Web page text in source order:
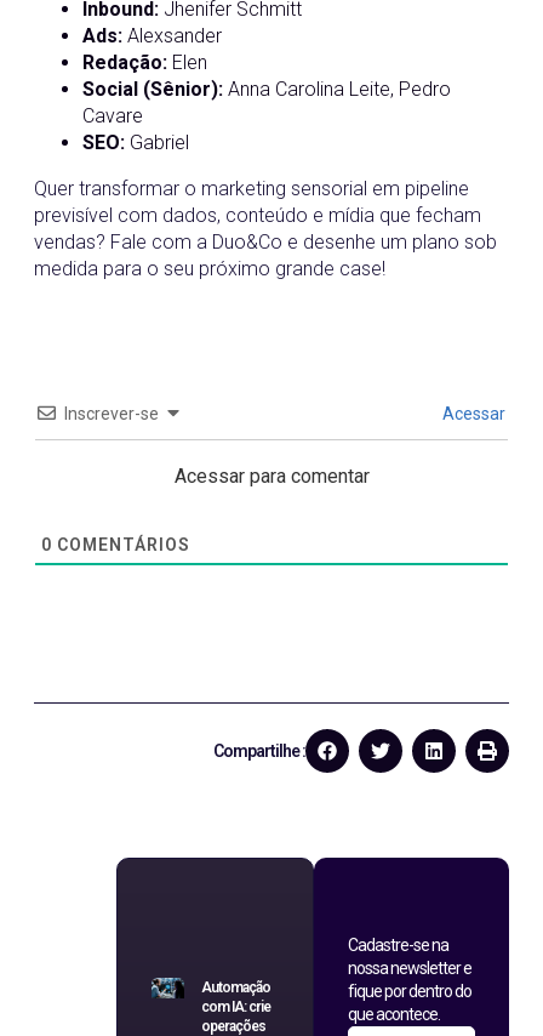
Inbound: Jhenifer Schmitt
Ads: Alexsander
Redação: Elen
Social (Sênior): Anna Carolina Leite, Pedro
Cavare
SEO: Gabriel
Quer transformar o marketing sensorial em pipeline
previsível com dados, conteúdo e mídia que fecham
vendas? Fale com a Duo&Co e desenhe um plano sob
medida para o seu próximo grande case!
Inscrever-se Acessar
Acessar para comentar
0 COMENTÁRIOS
Compartilhe :
Cadastre-se na
nossa newsletter e
fique por dentro do
que acontece.
Automação
com IA: crie
operações